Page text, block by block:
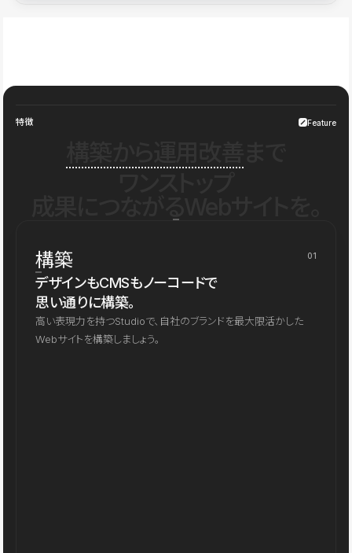
特徴 Feature
構築 01
デザインもCMSもノーコードで
思い通りに構築。
高い表現力を持つStudioで、自社のブランドを最大限活かした
Webサイトを構築しましょう。